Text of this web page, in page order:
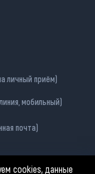
личный приём)
мобильный)
почта)
cookies, данные